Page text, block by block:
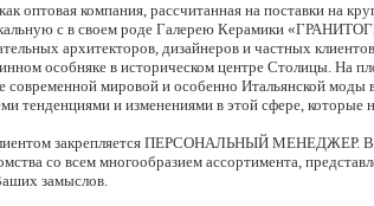
оптовая компания, рассчитанная на поставки на
с в своем роде Галерею Керамики
архитекторов, дизайнеров и частных
особняке в историческом центре Столицы. На
современной мировой и особенно Итальянской
тенденциями и изменениями в этой сфере,
закрепляется ПЕРСОНАЛЬНЫЙ
со всем многообразием ассортимента,
замыслов.